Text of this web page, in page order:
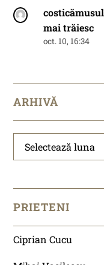
mai trăiesc
oct. 10, 16:34
ARHIVĂ
Arhivă
PRIETENI
Ciprian Cucu